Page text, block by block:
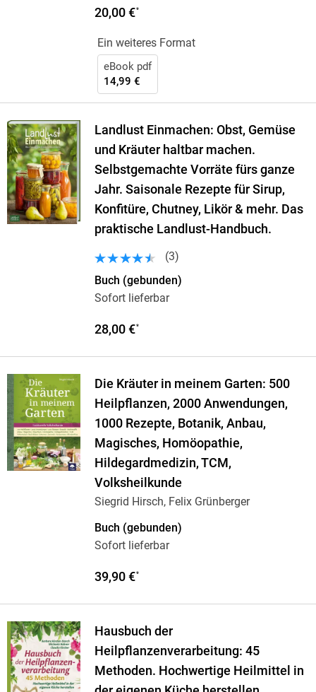
20,00 €*
Ein weiteres Format
eBook pdf
14,99 €
Landlust Einmachen: Obst, Gemüse
und Kräuter haltbar machen.
Selbstgemachte Vorräte fürs ganze
Jahr. Saisonale Rezepte für Sirup,
Konfitüre, Chutney, Likör & mehr. Das
praktische Landlust-Handbuch.
(3)
Buch (gebunden)
Sofort lieferbar
28,00 €*
Die Kräuter in meinem Garten: 500
Heilpflanzen, 2000 Anwendungen,
1000 Rezepte, Botanik, Anbau,
Magisches, Homöopathie,
Hildegardmedizin, TCM,
Volksheilkunde
Siegrid Hirsch, Felix Grünberger
Buch (gebunden)
Sofort lieferbar
39,90 €*
Hausbuch der
Heilpflanzenverarbeitung: 45
Methoden. Hochwertige Heilmittel in